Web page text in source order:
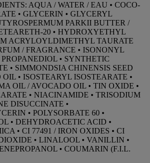
AQUA / WATER / EAU • COCO-
• GLYCERIN • GLYCERYL
PARKII BUTTER /
20 • HYDROXYETHYL
ACRYLOYLDIMETHYL TAURATE
/ FRAGRANCE • ISONONYL
• SYNTHETIC
• SIMMONDSIA CHINENSIS SEED
OIL • ISOSTEARYL ISOSTEARATE •
OIL / AVOCADO OIL • TIN OXIDE •
• NIACINAMIDE • TRISODIUM
DISUCCINATE •
• POLYSORBATE 60 •
• DEHYDROACETIC ACID •
• CI 77491 / IRON OXIDES • CI
• LINALOOL • VANILLIN •
• COUMARIN (F.I.L.